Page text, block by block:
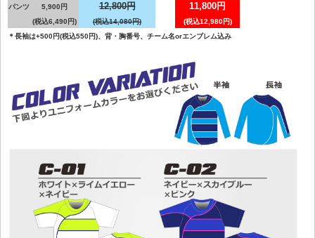
パンツ
5,900円
(税込6,490円)
12,800円
(税込14,080円)
11,800円
(税込12,980円)
＊長袖は+500円(税込550円)、背・胸番号、チーム名orエンブレム込み